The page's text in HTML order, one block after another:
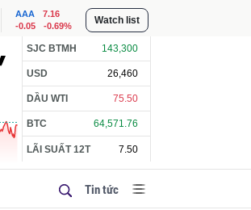
AAA
7.16
-0.05
-0.69% Watch list
SJC BTMH 143,300
USD 26,460
DẦU WTI 75.50
BTC 64,571.76
LÃI SUẤT 12T 7.50
Tin tức